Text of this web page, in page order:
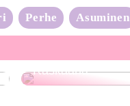
Perhe Asuminen
Raskaana?